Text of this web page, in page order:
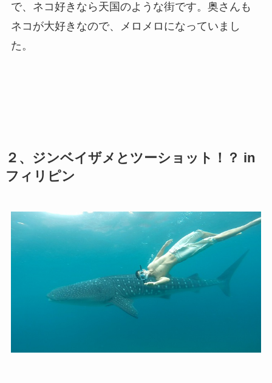
で、ネコ好きなら天国のような街です。奥さんも
ネコが大好きなので、メロメロになっていまし
た。
２、ジンベイザメとツーショット！？ in
フィリピン